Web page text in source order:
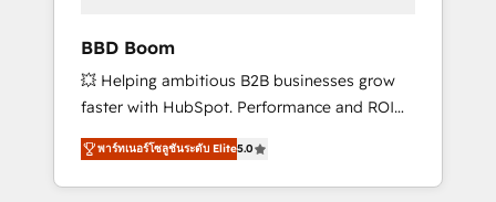
tools and CRM optimization • Retention
strategies with customer journey mapping 🏅
Elite-Level HubSpot Execution • 750+
onboardings and 2,000+ implementations •
Deep expertise across marketing, sales, and
service hubs • Built-in flexibility for startups
BBD Boom
💥 Helping ambitious B2B businesses grow
faster with HubSpot. Performance and ROI
focused. 💥 BBD Boom is the HubSpot
partner that can help you to HubSpot Better.
We work with your teams to solve all your
พาร์ทเนอร์โซลูชันระดับ Elite5.0